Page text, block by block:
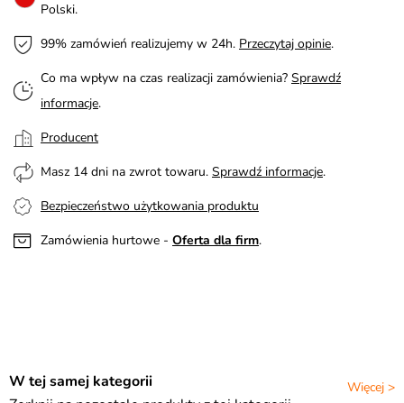
Polski.
99% zamówień realizujemy w 24h. Przeczytaj opinie.
Co ma wpływ na czas realizacji zamówienia? Sprawdź
informacje.
Producent
Masz 14 dni na zwrot towaru. Sprawdź informacje.
Bezpieczeństwo użytkowania produktu
Zamówienia hurtowe - Oferta dla firm.
Więcej >
W tej samej kategorii